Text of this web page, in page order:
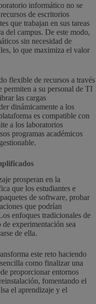
informático no se
de escritorios
que trabajan en sus tareas
del campus. De este modo,
sin necesidad de
lo que maximiza el valor
flexible de recursos a través
permiten a su personal de TI
las cargas
dinámicamente a los
es compatible con
a los laboratorios
programas académicos
prosperan en la
que los estudiantes e
de software, probar
que podrían
enfoques tradicionales de
experimentación sea
de ella.
este reto haciendo
como finalizar una
proporcionar entornos
fomentando el
el aprendizaje y el